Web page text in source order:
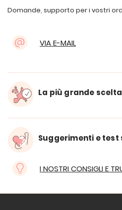
Domande, supporto per i vostri
VIA E-MAIL
La più grande
Suggerimenti e
I NOSTRI CONSIGLI E